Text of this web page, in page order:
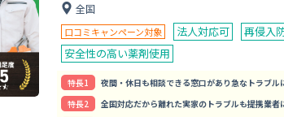
全国
口コミキャンペーン対象 法人対応可
再侵入
安全性の高い薬剤使用
特⻑1
夜間・休日も相談できる窓口があり急なトラブル
特⻑2
全国対応だから離れた実家のトラブルも提携業者